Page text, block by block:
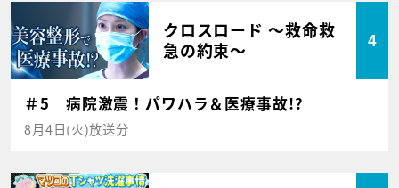
クロスロード ～救命救
急の約束～
4
＃5 病院激震！パワハラ＆医療事故!?
8月4日(火)放送分